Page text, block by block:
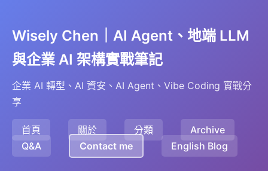
Wisely Chen｜AI Agent、地端 LLM
與企業 AI 架構實戰筆記
企業 AI 轉型、AI 資安、AI Agent、Vibe Coding 實戰分
享
首頁 關於 分類
Archive
Q&A
Contact me English Blog